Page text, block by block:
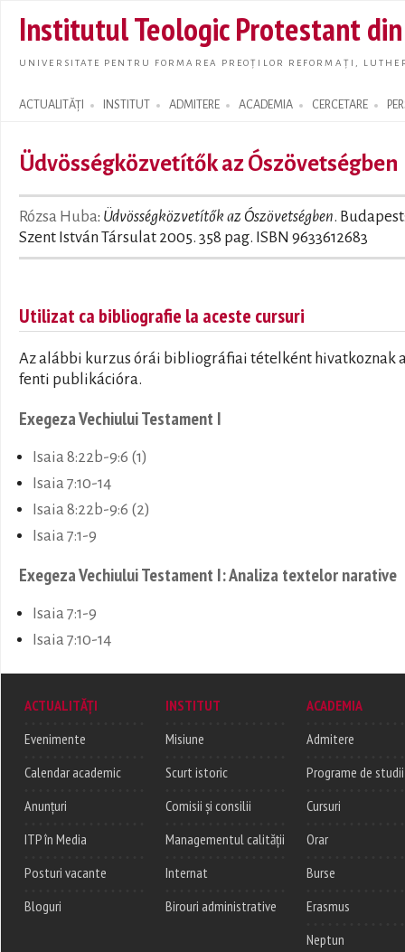
main
Institutul Teologic Protestant
UNIVERSITATE PENTRU FORMAREA PREOȚILOR REFORMAȚI,
ACTUALITĂȚI INSTITUT ADMITERE ACADEMIA CERCETARE
Search form
Üdvösségközvetítők az Ószövetségben
Rózsa Huba: Üdvösségközvetítők az Ószövetségben.
Szent István Társulat 2005. 358 pag. ISBN 9633612683
Utilizat ca bibliografie la aceste cursuri
Az alábbi kurzus órái bibliográfiai tételként hivatkoznak
fenti publikációra.
Exegeza Vechiului Testament I
Isaia 8:22b-9:6 (1)
Isaia 7:10-14
Isaia 8:22b-9:6 (2)
Isaia 7:1-9
Exegeza Vechiului Testament I: Analiza textelor narative
Isaia 7:1-9
Isaia 7:10-14
ACTUALITĂȚI
Evenimente
Calendar academic
Anunțuri
ITP în Media
Posturi vacante
Bloguri
INSTITUT
Misiune
Scurt istoric
Comisii și consilii
Managementul calității
Internat
Birouri administrative
ACADEMIA
Admitere
Programe de studii
Cursuri
Orar
Burse
Erasmus
Neptun